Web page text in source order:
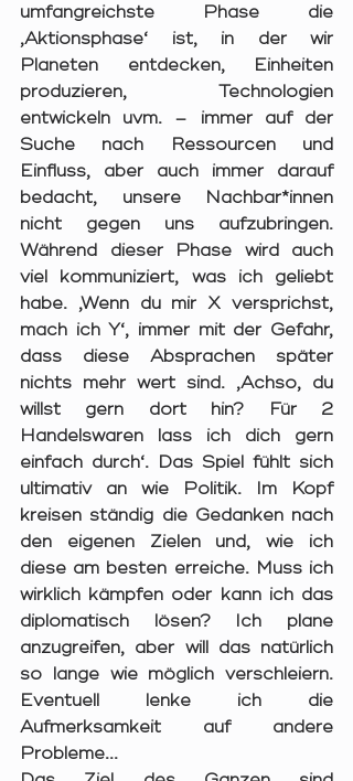
umfangreichste Phase die
‚Aktionsphase‘ ist, in der wir
Planeten entdecken, Einheiten
produzieren, Technologien
entwickeln uvm. – immer auf der
Suche nach Ressourcen und
Einfluss, aber auch immer darauf
bedacht, unsere Nachbar*innen
nicht gegen uns aufzubringen.
Während dieser Phase wird auch
viel kommuniziert, was ich geliebt
habe. ‚Wenn du mir X versprichst,
mach ich Y‘, immer mit der Gefahr,
dass diese Absprachen später
nichts mehr wert sind. ‚Achso, du
willst gern dort hin? Für 2
Handelswaren lass ich dich gern
einfach durch‘. Das Spiel fühlt sich
ultimativ an wie Politik. Im Kopf
kreisen ständig die Gedanken nach
den eigenen Zielen und, wie ich
diese am besten erreiche. Muss ich
wirklich kämpfen oder kann ich das
diplomatisch lösen? Ich plane
anzugreifen, aber will das natürlich
so lange wie möglich verschleiern.
Eventuell lenke ich die
Aufmerksamkeit auf andere
Probleme...